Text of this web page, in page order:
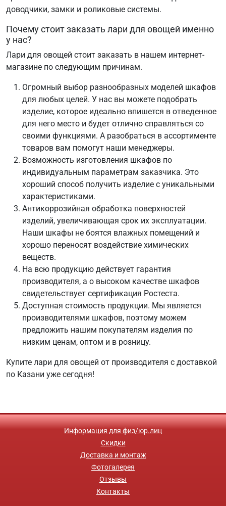
доводчики, замки и роликовые системы.
Почему стоит заказать лари для овощей именно
у нас?
Лари для овощей стоит заказать в нашем интернет-
магазине по следующим причинам.
Огромный выбор разнообразных моделей шкафов
для любых целей. У нас вы можете подобрать
изделие, которое идеально впишется в отведенное
для него место и будет отлично справляться со
своими функциями. А разобраться в ассортименте
товаров вам помогут наши менеджеры.
Возможность изготовления шкафов по
индивидуальным параметрам заказчика. Это
хороший способ получить изделие с уникальными
характеристиками.
Антикоррозийная обработка поверхностей
изделий, увеличивающая срок их эксплуатации.
Наши шкафы не боятся влажных помещений и
хорошо переносят воздействие химических
веществ.
На всю продукцию действует гарантия
производителя, а о высоком качестве шкафов
свидетельствует сертификация Ростеста.
Доступная стоимость продукции. Мы является
производителями шкафов, поэтому можем
предложить нашим покупателям изделия по
низким ценам, оптом и в розницу.
Купите лари для овощей от производителя с доставкой
по Казани уже сегодня!
Информация для физ/юр.лиц
Скидки
Доставка и монтаж
Фотогалерея
Отзывы
Контакты